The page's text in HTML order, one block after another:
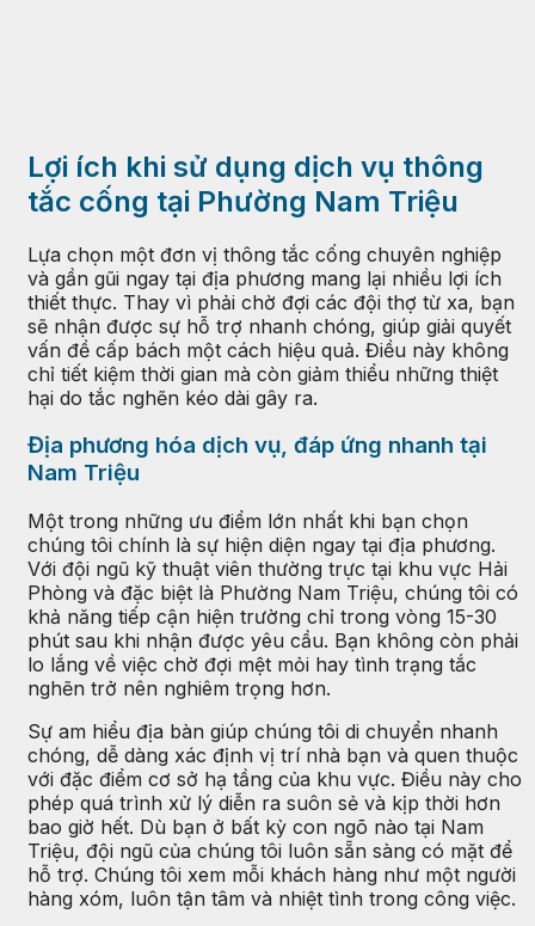
Lợi ích khi sử dụng dịch vụ thông
tắc cống tại Phường Nam Triệu
Lựa chọn một đơn vị thông tắc cống chuyên nghiệp
và gần gũi ngay tại địa phương mang lại nhiều lợi ích
thiết thực. Thay vì phải chờ đợi các đội thợ từ xa, bạn
sẽ nhận được sự hỗ trợ nhanh chóng, giúp giải quyết
vấn đề cấp bách một cách hiệu quả. Điều này không
chỉ tiết kiệm thời gian mà còn giảm thiểu những thiệt
hại do tắc nghẽn kéo dài gây ra.
Địa phương hóa dịch vụ, đáp ứng nhanh tại
Nam Triệu
Một trong những ưu điểm lớn nhất khi bạn chọn
chúng tôi chính là sự hiện diện ngay tại địa phương.
Với đội ngũ kỹ thuật viên thường trực tại khu vực Hải
Phòng và đặc biệt là Phường Nam Triệu, chúng tôi có
khả năng tiếp cận hiện trường chỉ trong vòng 15-30
phút sau khi nhận được yêu cầu. Bạn không còn phải
lo lắng về việc chờ đợi mệt mỏi hay tình trạng tắc
nghẽn trở nên nghiêm trọng hơn.
Sự am hiểu địa bàn giúp chúng tôi di chuyển nhanh
chóng, dễ dàng xác định vị trí nhà bạn và quen thuộc
với đặc điểm cơ sở hạ tầng của khu vực. Điều này cho
phép quá trình xử lý diễn ra suôn sẻ và kịp thời hơn
bao giờ hết. Dù bạn ở bất kỳ con ngõ nào tại Nam
Triệu, đội ngũ của chúng tôi luôn sẵn sàng có mặt để
hỗ trợ. Chúng tôi xem mỗi khách hàng như một người
hàng xóm, luôn tận tâm và nhiệt tình trong công việc.